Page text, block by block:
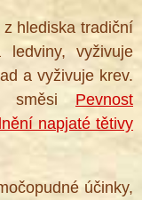
hlediska tradiční
vyživuje
a vyživuje krev.
směsi Pevnost
napjaté tětivy
účinky,